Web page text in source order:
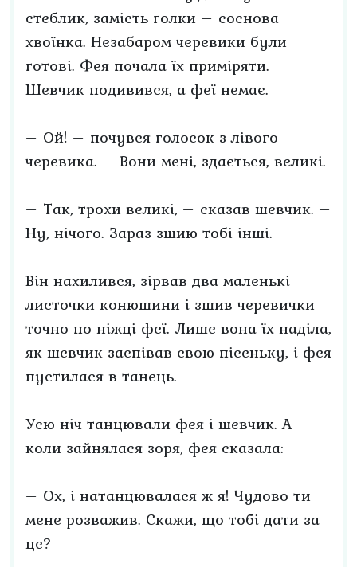
стеблик, замість голки – соснова
хвоїнка. Незабаром черевики були
готові. Фея почала їх приміряти.
Шевчик подивився, а феї немає.
– Ой! – почувся голосок з лівого
черевика. – Вони мені, здається, великі.
– Так, трохи великі, – сказав шевчик. –
Ну, нічого. Зараз зшию тобі інші.
Він нахилився, зірвав два маленькі
листочки конюшини і зшив черевички
точно по ніжці феї. Лише вона їх наділа,
як шевчик заспівав свою пісеньку, і фея
пустилася в танець.
Усю ніч танцювали фея і шевчик. А
коли зайнялася зоря, фея сказала:
– Ох, і натанцювалася ж я! Чудово ти
мене розважив. Скажи, що тобі дати за
це?